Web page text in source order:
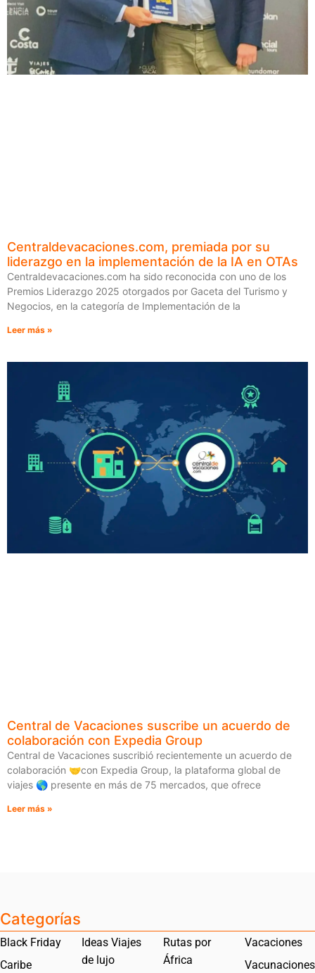
Centraldevacaciones.com, premiada por su
liderazgo en la implementación de la IA en OTAs
Centraldevacaciones.com ha sido reconocida con uno de los
Premios Liderazgo 2025 otorgados por Gaceta del Turismo y
Negocios, en la categoría de Implementación de la
Leer más »
Central de Vacaciones suscribe un acuerdo de
colaboración con Expedia Group
Central de Vacaciones suscribió recientemente un acuerdo de
colaboración 🤝con Expedia Group, la plataforma global de
viajes 🌎 presente en más de 75 mercados, que ofrece
Leer más »
Categorías
Black Friday
Caribe
Ideas Viajes
de lujo
Rutas por
África
Vacaciones
Vacunaciones